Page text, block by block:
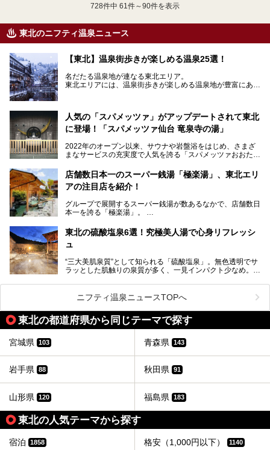
728件中 61件～90件を表示
東北のニフティ温泉ニュース
【東北】温泉街歩きが楽しめる温泉25選！
名だたる温泉地が連なる東北エリア。
東北エリアには、温泉街歩きが楽しめる温泉地が豊富にあ
す！
人気の「スパメッツァ」がアップデートされて東北
に登場！「スパメッツァ仙台 竜泉寺の湯」
2022年のオープン以来、サウナや岩盤浴をはじめ、さまざ
まなサービスの充実度で人気を誇る「スパメッツァおおたか
ァ」の2号店となる「スパメッツァ仙台 竜泉寺の湯」が202
3年7月20日にオープンするとのことで、ひと足お先に訪
問！
さらなる進化を遂げた施設の全貌をチェックしてきました！
店舗数日本一のスーパー銭湯「極楽湯」、東北エリ
アの注目店を紹介！
グループで展開するスーパー銭湯が数あるなかで、店舗数日
本一を誇る「極楽湯」。
「ニフティ温泉年間ランキング2022」では、エリア・都道
府県ランキングでNo.1の支持を得た施設が複数に及ぶな
ど、設備の充実度やサービスの質も高い水準にあることがう
今回はそんな「極楽湯」各店のなかから、東北エリアで注目
提供元：株式会社極楽湯【PR】
この記事は株式会社極楽湯のPRレポート記事です。
東北の硫酸塩泉6選！究極美人湯で心身リフレッシ
ュ
“三大美肌泉質”として知られる「硫酸塩泉」。無色透明でサ
ラッとした肌触りの泉質が多く、一見インパクト少なめ。し
なのです。
特に東北地方は硫酸塩泉の名湯が多いエリア。そこで今回は
筆者自ら入浴した中から、日帰り入浴可能な東北6県の硫酸
塩泉を厳選。各県1ヶ所の合計6施設をご紹介します。全て
源泉100％かけ流しで、どの温泉を選んでも心身リフレッシ
ニフティ温泉ニュースTOPへ
東北の都道府県から同じテーマで探す
宮城県 103 青森県 143
岩手県 88 秋田県 91
山形県 120 福島県 183
東北の人気テーマから探す
宿泊 1858 格安（1,000円以下） 1140